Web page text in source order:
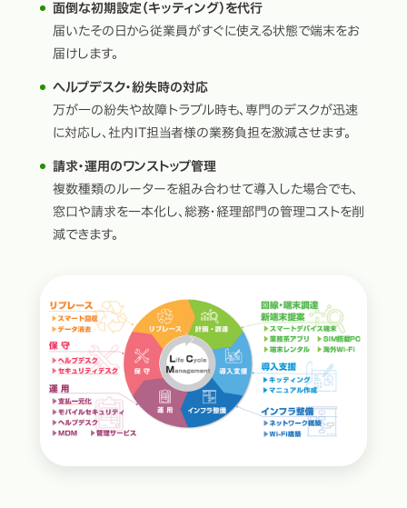
面倒な初期設定（キッティング）を代行
届いたその日から従業員がすぐに使える状態で端末をお
届けします。
ヘルプデスク・紛失時の対応
万が一の紛失や故障トラブル時も、専門のデスクが迅速
に対応し、社内IT担当者様の業務負担を激減させます。
請求・運用のワンストップ管理
複数種類のルーターを組み合わせて導入した場合でも、
窓口や請求を一本化し、総務・経理部門の管理コストを削
減できます。